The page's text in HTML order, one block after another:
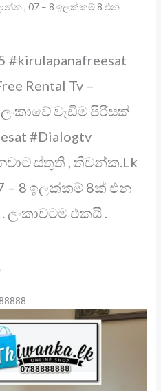
, 07 – 8 ඉලක්කම් 8 එන
#kirulapanafreesat
Rental Tv –
ලංකාවේ වැඩිම පිරිසක්
#Dialogtv
ස්තුති , තිවන්ක.Lk
– 8 ඉලක්කම් 8ක් එන
එකයි .